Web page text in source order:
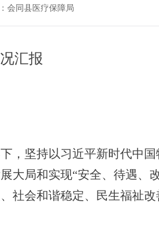
会同县医疗保障局
汇报
，坚持以习近平新时代中
大局和实现“安全、待遇、
社会和谐稳定、民生福祉改